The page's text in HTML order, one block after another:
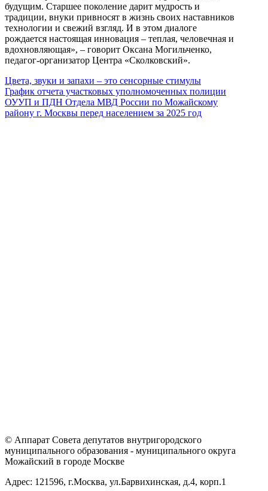
будущим. Старшее поколение дарит мудрость и
традиции, внуки привносят в жизнь своих наставников
технологии и свежий взгляд. И в этом диалоге
рождается настоящая инновация – теплая, человечная и
вдохновляющая», – говорит Оксана Могильченко,
педагог-организатор Центра «Сколковский».
Цвета, звуки и запахи – это сенсорные стимулы
График отчета участковых уполномоченных полиции
ОУУП и ПДН Отдела МВД России по Можайскому
району г. Москвы перед населением за 2025 год
© Аппарат Совета депутатов внутригородского
муниципального образования - муниципального округа
Можайский в городе Москве
Адрес: 121596, г.Москва, ул.Барвихинская, д.4, корп.1